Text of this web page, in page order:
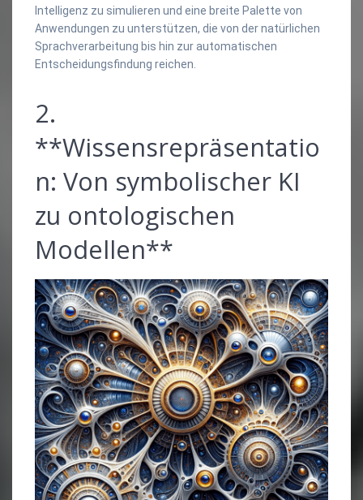
Intelligenz zu simulieren und eine breite Palette von
Anwendungen zu unterstützen, die von der natürlichen
Sprachverarbeitung bis hin zur automatischen
Entscheidungsfindung reichen.
2.
**Wissensrepräsentatio
n: Von symbolischer KI
zu ontologischen
Modellen**